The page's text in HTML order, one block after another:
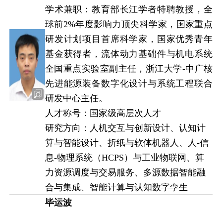
学术兼职：教育部长江学者特聘教授，全
球前2%年度影响力顶尖科学家，国家重点
研发计划项目首席科学家，国家优秀青年
基金获得者，流体动力基础件与机电系统
全国重点实验室副主任，浙江大学-中广核
先进能源装备数字化设计与系统工程联合
研发中心主任。
人才称号：国家级高层次人才
研究方向：人机交互与创新设计、认知计
算与智能设计、折纸与软体机器人、人-信
息-物理系统（HCPS）与工业物联网、算
力资源调度与交易服务、多源数据智能融
合与集成、智能计算与认知数字孪生
毕运波